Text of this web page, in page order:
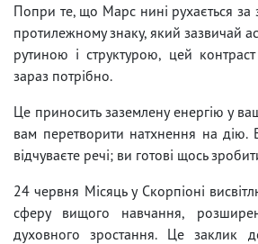
Попри те, що Марс нині рухається
протилежному знаку, який зазвичай
рутиною і структурою, цей
зараз потрібно.
Це приносить заземлену енергію у
вам перетворити натхнення на дію.
відчуваєте речі; ви готові щось
24 червня Місяць у Скорпіоні
сферу вищого навчання,
духовного зростання. Це заклик